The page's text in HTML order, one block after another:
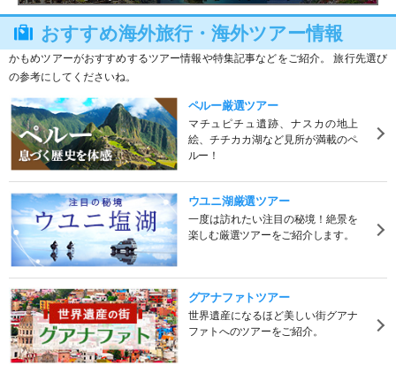
おすすめ海外旅行・海外ツアー情報
かもめツアーがおすすめするツアー情報や特集記事などをご紹介。 旅行先選び
の参考にしてくださいね。
ペルー厳選ツアー
マチュピチュ遺跡、ナスカの地上
絵、チチカカ湖など見所が満載のペ
ルー！
ウユニ湖厳選ツアー
一度は訪れたい注目の秘境！絶景を
楽しむ厳選ツアーをご紹介します。
グアナファトツアー
世界遺産になるほど美しい街グアナ
ファトへのツアーをご紹介。